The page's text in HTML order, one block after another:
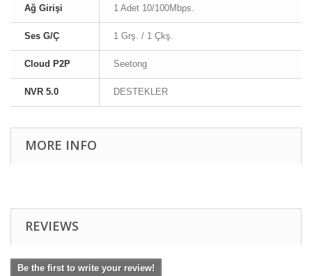
Ağ Girişi 1 Adet 10/100Mbps.
Ses G/Ç 1 Grş. / 1 Çkş.
Cloud P2P Seetong
NVR 5.0 DESTEKLER
MORE INFO
REVIEWS
Be the first to write your review!